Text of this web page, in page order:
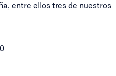
entre ellos tres de nuestros